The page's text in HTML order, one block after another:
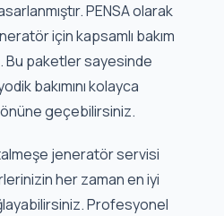
PENSA olarak
için kapsamlı bakım
Bu paketler sayesinde
bakımını kolayca
önüne geçebilirsiniz.
jeneratör servisi
her zaman en iyi
Profesyonel